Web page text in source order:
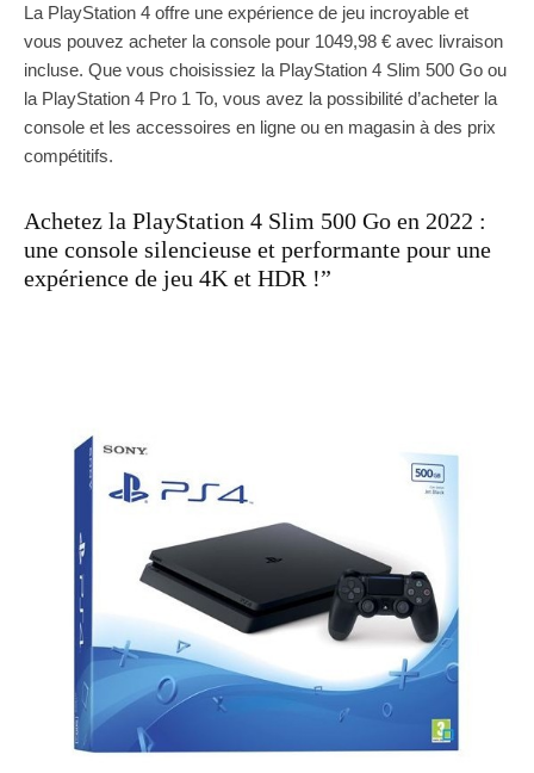
La PlayStation 4 offre une expérience de jeu incroyable et
vous pouvez acheter la console pour 1049,98 € avec livraison
incluse. Que vous choisissiez la PlayStation 4 Slim 500 Go ou
la PlayStation 4 Pro 1 To, vous avez la possibilité d’acheter la
console et les accessoires en ligne ou en magasin à des prix
compétitifs.
Achetez la PlayStation 4 Slim 500 Go en 2022 :
une console silencieuse et performante pour une
expérience de jeu 4K et HDR !”